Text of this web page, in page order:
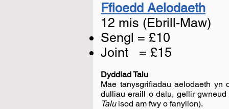
Ffioedd Aelodaeth
12 mis (Ebrill-Maw)
Sengl = £10
Joint = £15
Dyddiad Talu
Mae tanysgrifiadau aelodaeth yn
dulliau eraill o dalu, gellir
Taluisod am fwy o fanylion).